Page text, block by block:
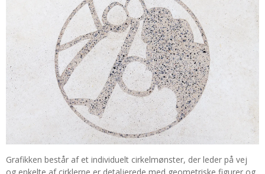
Grafikken består af et individuelt cirkelmønster, der leder på vej